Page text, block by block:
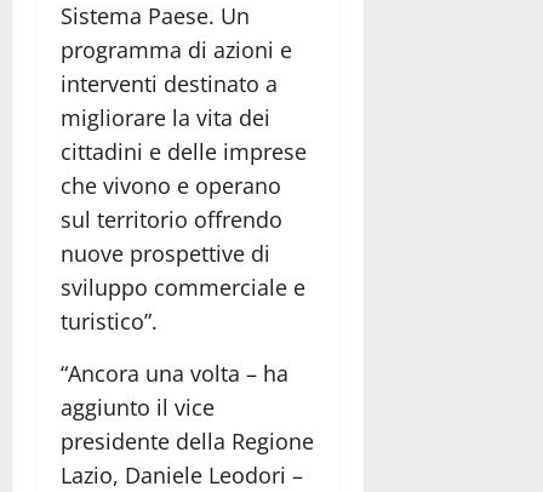
Sistema Paese. Un
programma di azioni e
interventi destinato a
migliorare la vita dei
cittadini e delle imprese
che vivono e operano
sul territorio offrendo
nuove prospettive di
sviluppo commerciale e
turistico”.
“Ancora una volta – ha
aggiunto il vice
presidente della Regione
Lazio, Daniele Leodori –